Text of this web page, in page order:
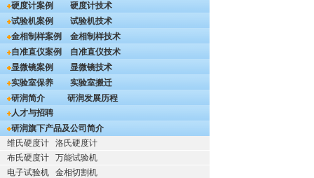
硬度计案例
硬度计技术
试验机案例
试验机技术
金相制样案例
金相制样技术
自准直仪案例
自准直仪技术
显微镜案例
显微镜技术
实验室保养
实验室搬迁
研润简介
研润发展历程
人才与招聘
研润旗下产品及公司简介
维氏硬度计
洛氏硬度计
布氏硬度计
万能试验机
电子试验机
金相切割机